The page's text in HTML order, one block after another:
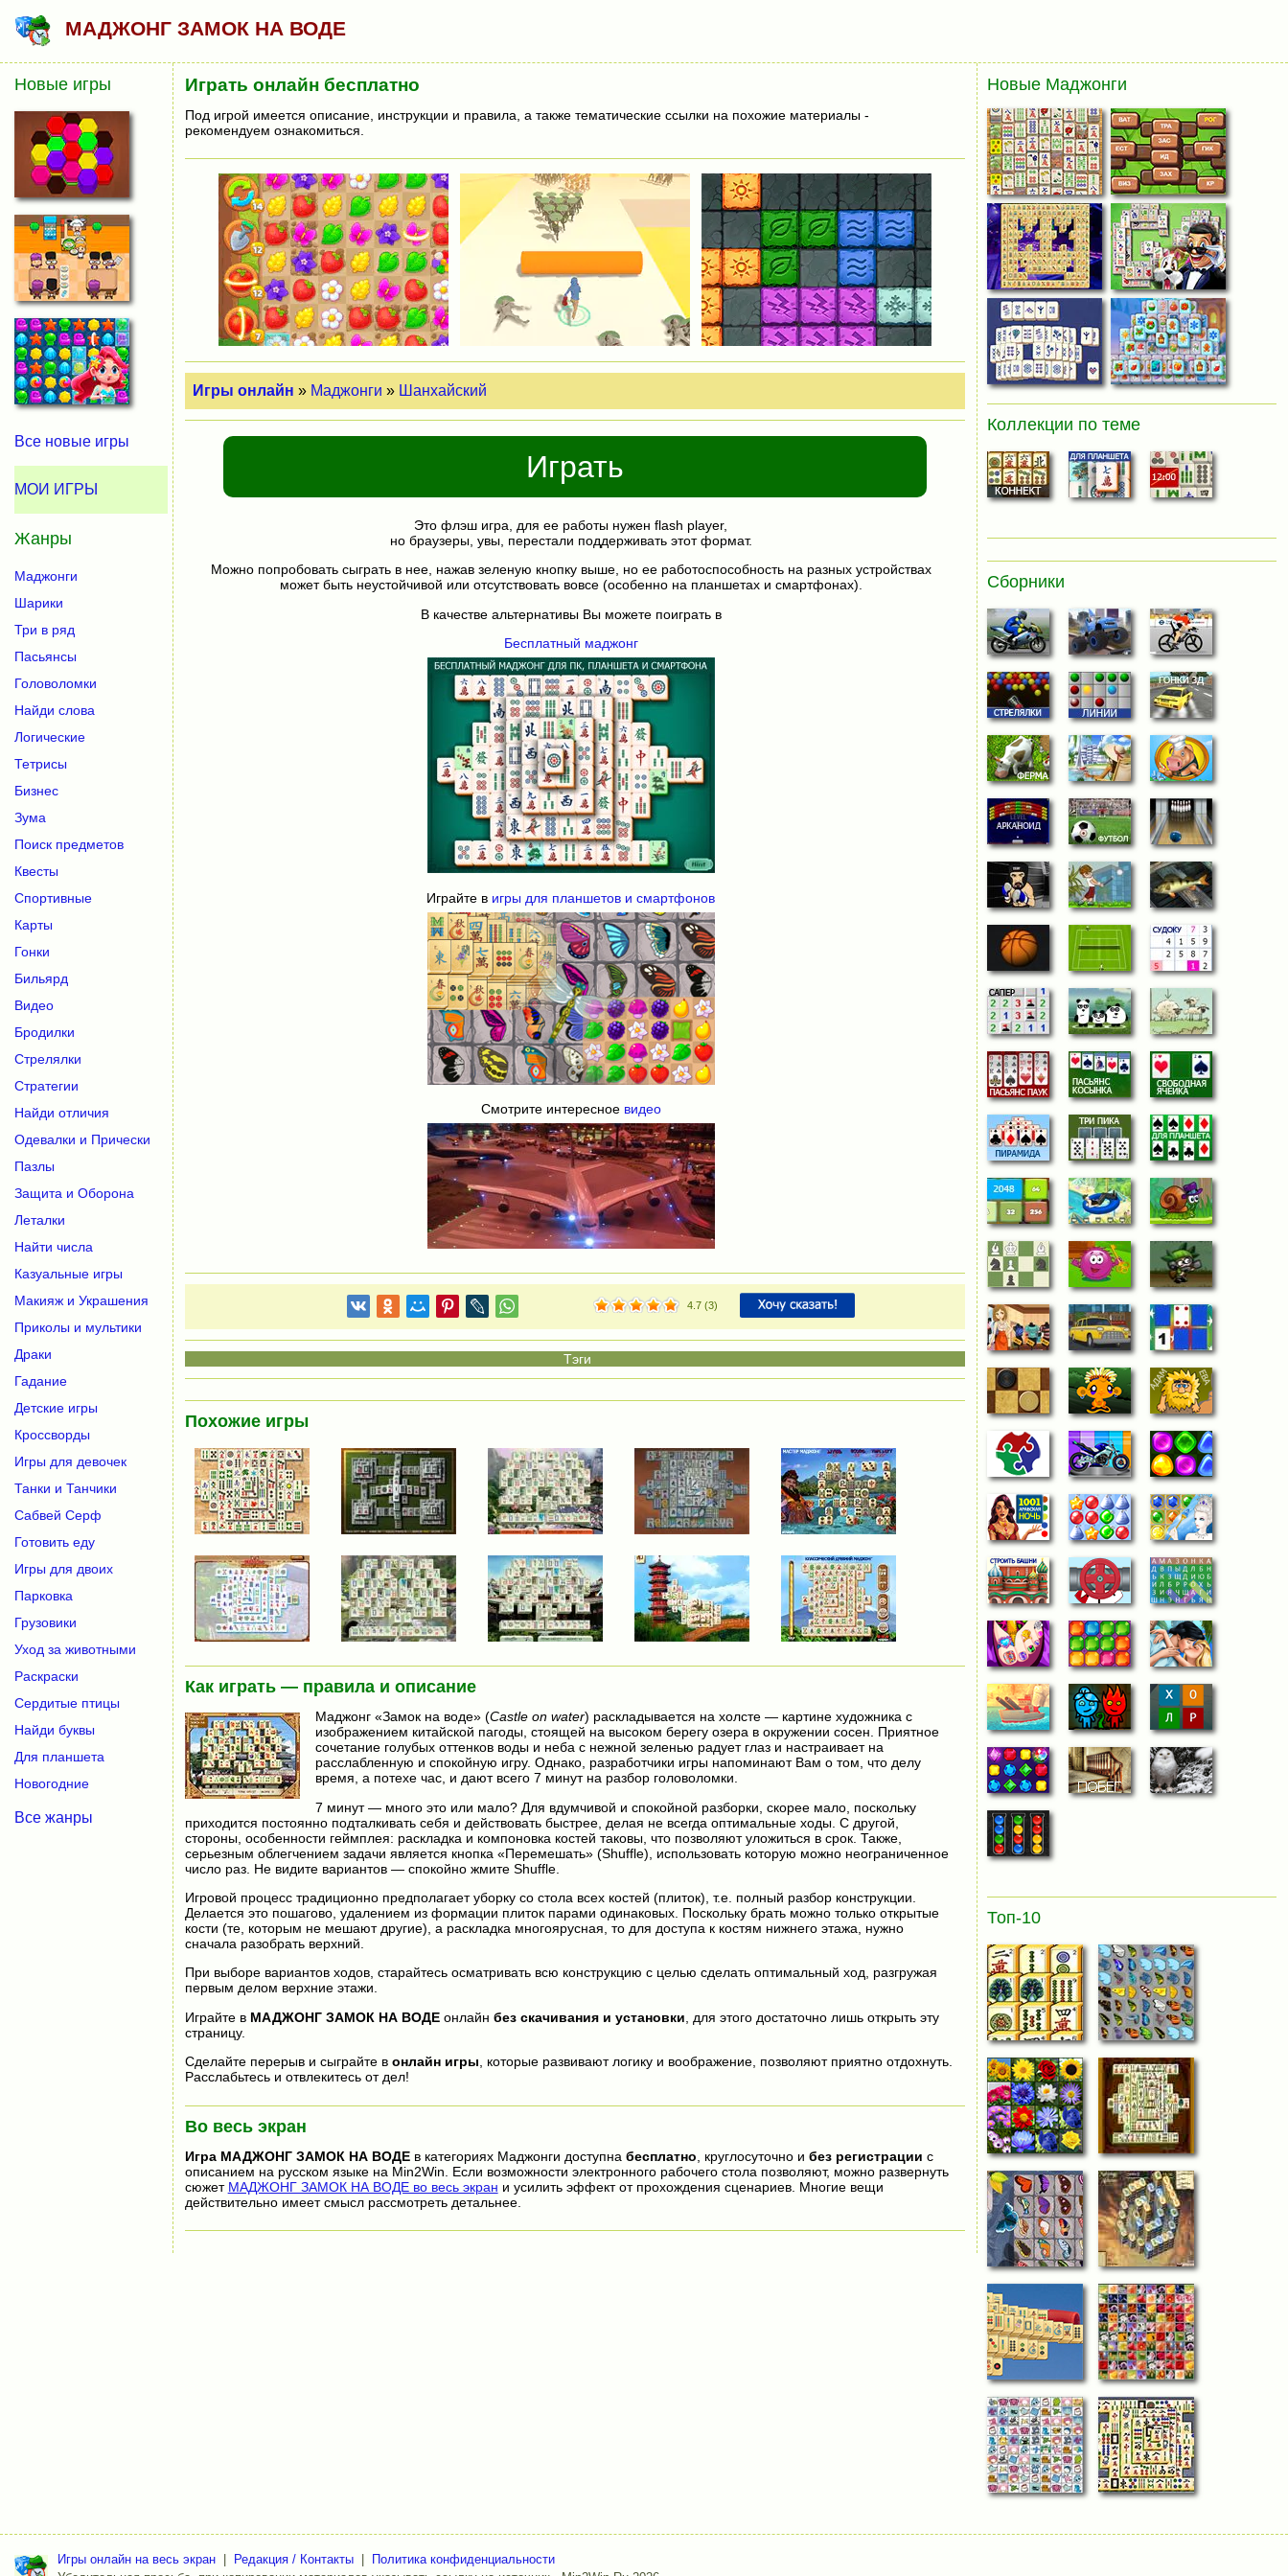
МАДЖОНГ ЗАМОК НА ВОДЕ
Играть онлайн бесплатно
Под игрой имеется описание, инструкции и правила, а также тематические ссылки на похожие материалы -
рекомендуем ознакомиться.
Игры онлайн » Маджонги » Шанхайский
Играть
Это флэш игра, для ее работы нужен flash player,
но браузеры, увы, перестали поддерживать этот формат.
Можно попробовать сыграть в нее, нажав зеленую кнопку выше, но ее работоспособность на разных устройствах
может быть неустойчивой или отсутствовать вовсе (особенно на планшетах и смартфонах).
В качестве альтернативы Вы можете поиграть в
Бесплатный маджонг
Играйте в игры для планшетов и смартфонов
Смотрите интересное видео
4.7 (3)
Похожие игры
Как играть — правила и описание
Маджонг «Замок на воде» (Castle on water) раскладывается на холсте — картине художника с
изображением китайской пагоды, стоящей на высоком берегу озера в окружении сосен. Приятное
сочетание голубых оттенков воды и неба с нежной зеленью радует глаз и настраивает на
расслабленную и спокойную игру. Однако, разработчики игры напоминают Вам о том, что делу
время, а потехе час, и дают всего 7 минут на разбор головоломки.
7 минут — много это или мало? Для вдумчивой и спокойной разборки, скорее мало, поскольку
приходится постоянно подталкивать себя и действовать быстрее, делая не всегда оптимальные ходы. С другой,
стороны, особенности геймплея: раскладка и компоновка костей таковы, что позволяют уложиться в срок. Также,
серьезным облегчением задачи является кнопка «Перемешать» (Shuffle), использовать которую можно неограниченное
число раз. Не видите вариантов — спокойно жмите Shuffle.
Игровой процесс традиционно предполагает уборку со стола всех костей (плиток), т.е. полный разбор конструкции.
Делается это пошагово, удалением из формации плиток парами одинаковых. Поскольку брать можно только открытые
кости (те, которым не мешают другие), а раскладка многоярусная, то для доступа к костям нижнего этажа, нужно
сначала разобрать верхний.
При выборе вариантов ходов, старайтесь осматривать всю конструкцию с целью сделать оптимальный ход, разгружая
первым делом верхние этажи.
Играйте в МАДЖОНГ ЗАМОК НА ВОДЕонлайн без скачивания и установки , для этого достаточно лишь открыть эту
страницу.
Сделайте перерыв и сыграйте в онлайн игры, которые развивают логику и воображение, позволяют приятно отдохнуть.
Расслабьтесь и отвлекитесь от дел!
Во весь экран
Игра МАДЖОНГ ЗАМОК НА ВОДЕв категориях Маджонги доступна бесплатно , круглосуточно и без регистрации с
описанием на русском языке на Min2Win. Если возможности электронного рабочего стола позволяют, можно развернуть
сюжет МАДЖОНГ ЗАМОК НА ВОДЕ во весь экран и усилить эффект от прохождения сценариев. Многие вещи
действительно имеет смысл рассмотреть детальнее.
Новые игры
Все новые игры
МОИ ИГРЫ
Жанры
Маджонги
Шарики
Три в ряд
Пасьянсы
Головоломки
Найди слова
Логические
Тетрисы
Бизнес
Зума
Поиск предметов
Квесты
Спортивные
Карты
Гонки
Бильярд
Видео
Бродилки
Стрелялки
Стратегии
Найди отличия
Одевалки и Прически
Пазлы
Защита и Оборона
Леталки
Найти числа
Казуальные игры
Макияж и Украшения
Приколы и мультики
Драки
Гадание
Детские игры
Кроссворды
Игры для девочек
Танки и Танчики
Сабвей Серф
Готовить еду
Игры для двоих
Парковка
Грузовики
Уход за животными
Раскраски
Сердитые птицы
Найди буквы
Для планшета
Новогодние
Все жанры
Новые Маджонги
Коллекции по теме
Сборники
Топ-10
Игры онлайн на весь экран Редакция / Контакты
Политика конфиденциальности